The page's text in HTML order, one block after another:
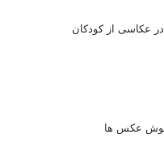
عکاسی از کودکان